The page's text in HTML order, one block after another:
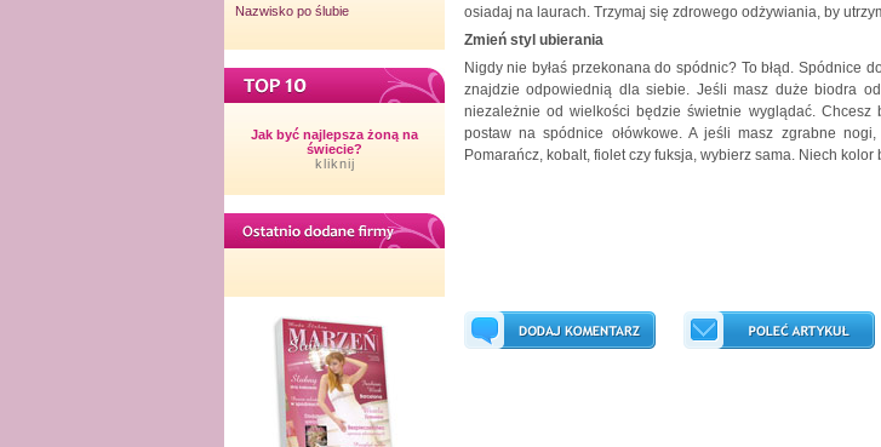
Nazwisko po ślubie
Jak być najlepsza żoną na
świecie?
kliknij
osiadaj na laurach. Trzymaj się zdrowego odżywiania, by
Zmień styl ubierania
Nigdy nie byłaś przekonana do spódnic? To błąd. Spódnice
znajdzie odpowiednią dla siebie. Jeśli masz duże biodra
niezależnie od wielkości będzie świetnie wyglądać.
postaw na spódnice ołówkowe. A jeśli masz zgrabne
Pomarańcz, kobalt, fiolet czy fuksja, wybierz sama. Niech kolor